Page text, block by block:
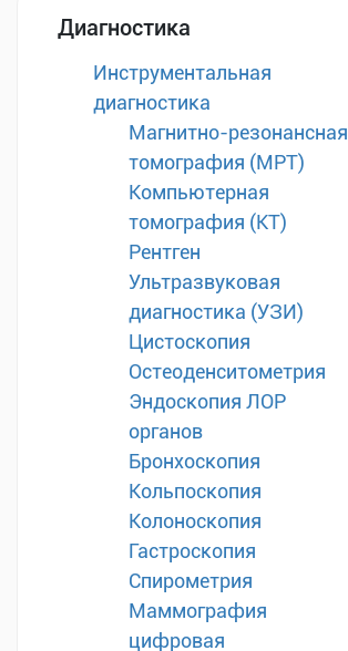
Диагностика
Инструментальная
диагностика
Магнитно-резонансная
томография (МРТ)
Компьютерная
томография (КТ)
Рентген
Ультразвуковая
диагностика (УЗИ)
Цистоскопия
Остеоденситометрия
Эндоскопия ЛОР
органов
Бронхоскопия
Кольпоскопия
Колоноскопия
Гастроскопия
Спирометрия
Маммография
цифровая